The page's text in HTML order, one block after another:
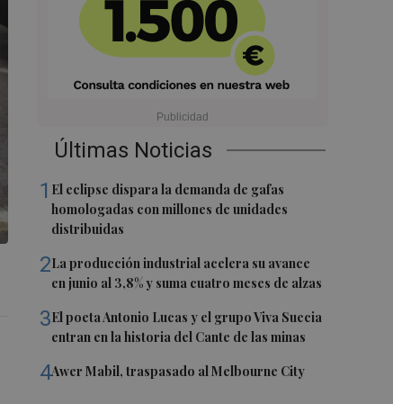
Últimas Noticias
1 El eclipse dispara la demanda de gafas
homologadas con millones de unidades
distribuidas
2La producción industrial acelera su avance
en junio al 3,8% y suma cuatro meses de alzas
3El poeta Antonio Lucas y el grupo Viva Suecia
entran en la historia del Cante de las minas
4Awer Mabil, traspasado al Melbourne City